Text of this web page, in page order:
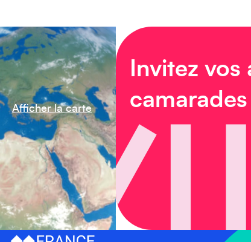
Afficher la carte
Invitez vos
camarades